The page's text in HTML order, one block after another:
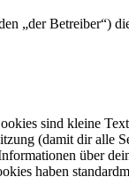
„der Betreiber“)
sind kleine
(damit dir alle
über
haben